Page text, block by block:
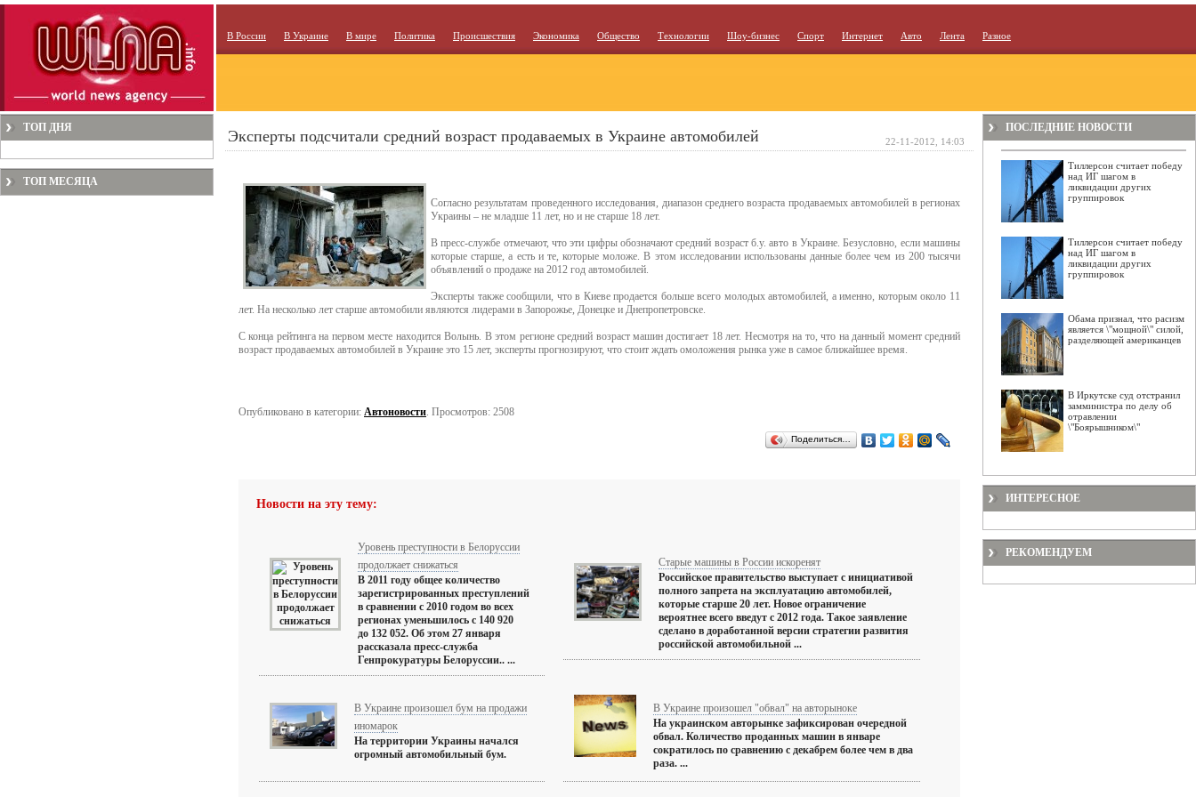
В России В Украине В мире Политика Происшествия Экономика Общество Технологии Шоу-бизнес Спорт Интернет Авто Лента Разное
ТОП ДНЯ
ТОП МЕСЯЦА
Эксперты подсчитали средний возраст продаваемых в Украине автомобилей
Согласно результатам проведенного исследования, диапазон среднего возраста продаваемых автомобилей в регионах
Украины – не младше 11 лет, но и не старше 18 лет.
В пресс-службе отмечают, что эти цифры обозначают средний возраст б.у. авто в Украине. Безусловно, если машины
которые старше, а есть и те, которые моложе. В этом исследовании использованы данные более чем из 200 тысячи
объявлений о продаже на 2012 год автомобилей.
Эксперты также сообщили, что в Киеве продается больше всего молодых автомобилей, а именно, которым около 11
лет. На несколько лет старше автомобили являются лидерами в Запорожье, Донецке и Днепропетровске.
С конца рейтинга на первом месте находится Волынь. В этом регионе средний возраст машин достигает 18 лет. Несмотря на то, что на данный момент средний
возраст продаваемых автомобилей в Украине это 15 лет, эксперты прогнозируют, что стоит ждать омоложения рынка уже в самое ближайшее время.
Опубликовано в категории: Автоновости. Просмотров: 2508
Поделиться…
Новости на эту тему:
Уровень преступности в Белоруссии
продолжает снижаться
В 2011 году общее количество
зарегистрированных преступлений
в сравнении с 2010 годом во всех
регионах уменьшилось с 140 920
до 132 052. Об этом 27 января
рассказала пресс-служба
Генпрокуратуры Белоруссии.. ...
Старые машины в России искоренят
Российское правительство выступает с инициативой
полного запрета на эксплуатацию автомобилей,
которые старше 20 лет. Новое ограничение
вероятнее всего введут с 2012 года. Такое заявление
сделано в доработанной версии стратегии развития
российской автомобильной ...
В Украине произошел бум на продажи
иномарок
На территории Украины начался
огромный автомобильный бум.
В Украине произошел "обвал" на авторыноке
На украинском авторынке зафиксирован очередной
обвал. Количество проданных машин в январе
сократилось по сравнению с декабрем более чем в два
раза. ...
22-11-2012, 14:03
ПОСЛЕДНИЕ НОВОСТИ
Тиллерсон считает победу
над ИГ шагом в
ликвидации других
группировок
Тиллерсон считает победу
над ИГ шагом в
ликвидации других
группировок
Обама признал, что расизм
является \"мощной\" силой,
разделяющей американцев
В Иркутске суд отстранил
замминистра по делу об
отравлении
\"Боярышником\"
ИНТЕРЕСНОЕ
РЕКОМЕНДУЕМ